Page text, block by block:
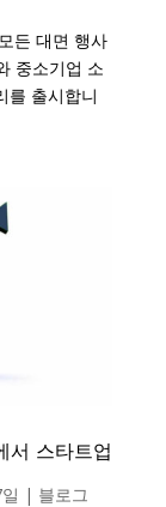
든 대면 행사
중소기업 소
를 출시합니
서 스타트업
| 블로그